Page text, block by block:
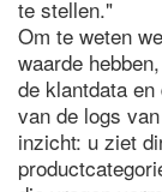
te stellen."
Om te weten
waarde
de klantdata
van de logs
inzicht: u ziet